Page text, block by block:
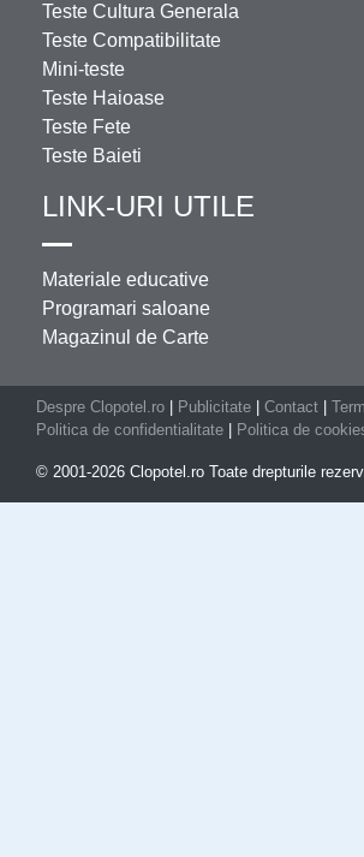
Teste Cultura Generala
Teste Compatibilitate
Mini-teste
Teste Haioase
Teste Fete
Teste Baieti
LINK-URI UTILE
Materiale educative
Programari saloane
Magazinul de Carte
Despre Clopotel.ro Publicitate Contact
Politica de confidentialitate
Politica de
© 2001-2026 Clopotel.ro Toate drepturile